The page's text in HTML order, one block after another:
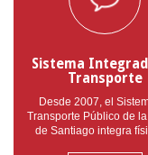
Sistema
Transporte
Desde 2007, el
Transporte Público de
de Santiago integra